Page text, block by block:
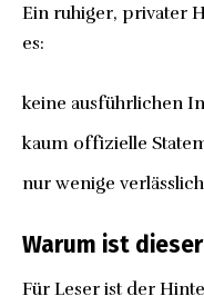
Ein ruhiger, privater
es:
keine ausführlichen
kaum offizielle
nur wenige
Warum ist
Für Leser ist der